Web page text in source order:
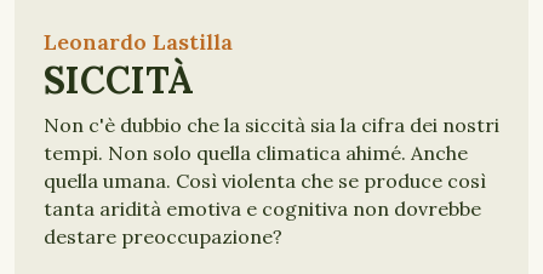
Leonardo Lastilla
SICCITÀ
Non c'è dubbio che la siccità sia la cifra dei nostri
tempi. Non solo quella climatica ahimé. Anche
quella umana. Così violenta che se produce così
tanta aridità emotiva e cognitiva non dovrebbe
destare preoccupazione?